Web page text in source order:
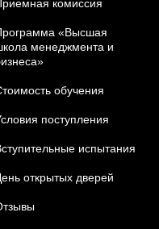
комиссия
«Высшая
менеджмента и
обучения
поступления
испытания
открытых дверей